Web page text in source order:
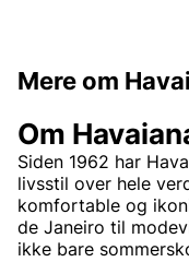
Mere om
Om
Siden 1962 har
livsstil over hele
komfortable og
de Janeiro til
ikke bare